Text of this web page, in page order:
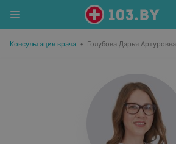
Консультация врача • Голубова Дарья Артуровна